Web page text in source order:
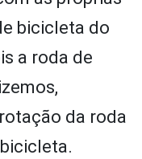
bicicleta do
a roda de
da roda